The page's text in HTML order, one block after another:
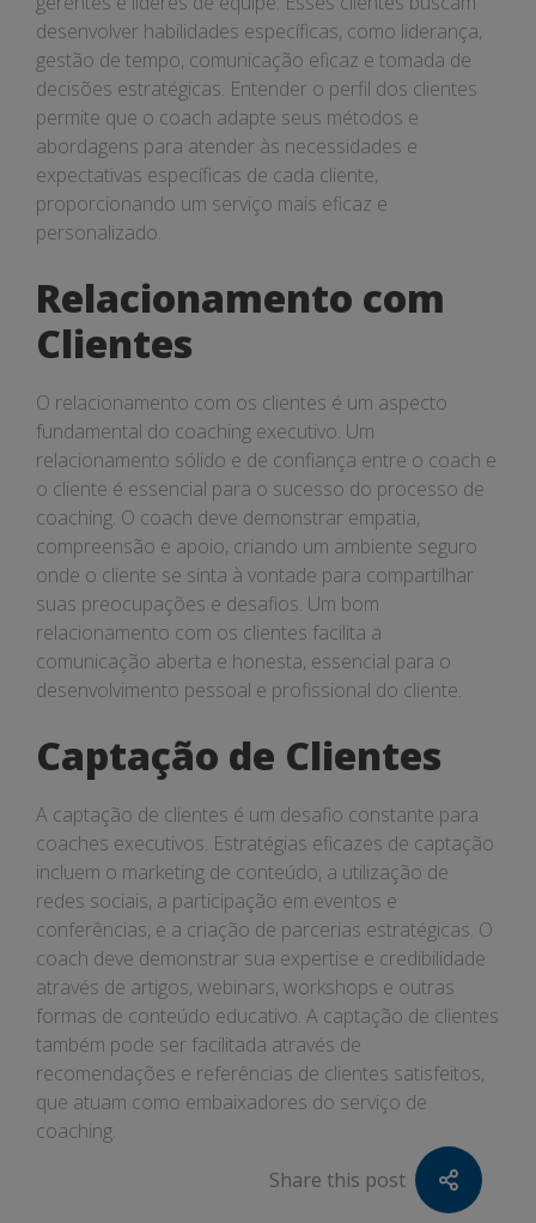
desenvolver habilidades específicas, como liderança,
gestão de tempo, comunicação eficaz e tomada de
decisões estratégicas. Entender o perfil dos clientes
permite que o coach adapte seus métodos e
abordagens para atender às necessidades e
expectativas específicas de cada cliente,
proporcionando um serviço mais eficaz e
personalizado.
Relacionamento com
Clientes
O relacionamento com os clientes é um aspecto
fundamental do coaching executivo. Um
relacionamento sólido e de confiança entre o coach e
o cliente é essencial para o sucesso do processo de
coaching. O coach deve demonstrar empatia,
compreensão e apoio, criando um ambiente seguro
onde o cliente se sinta à vontade para compartilhar
suas preocupações e desafios. Um bom
relacionamento com os clientes facilita a
comunicação aberta e honesta, essencial para o
desenvolvimento pessoal e profissional do cliente.
Captação de Clientes
A captação de clientes é um desafio constante para
coaches executivos. Estratégias eficazes de captação
incluem o marketing de conteúdo, a utilização de
redes sociais, a participação em eventos e
conferências, e a criação de parcerias estratégicas. O
coach deve demonstrar sua expertise e credibilidade
através de artigos, webinars, workshops e outras
formas de conteúdo educativo. A captação de clientes
também pode ser facilitada através de
recomendações e referências de clientes satisfeitos,
que atuam como embaixadores do serviço de
coaching.
Share this post